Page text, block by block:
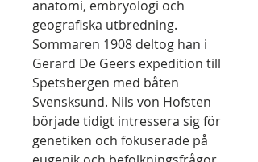
anatomi, embryologi och
geografiska utbredning.
Sommaren 1908 deltog han i
Gerard De Geers expedition till
Spetsbergen med båten
Svensksund. Nils von Hofsten
började tidigt intressera sig för
genetiken och fokuserade på